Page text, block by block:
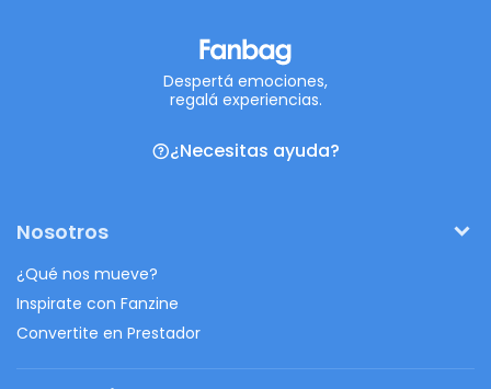
Despertá emociones,
regalá experiencias.
¿Necesitas ayuda?
Nosotros
¿Qué nos mueve?
Inspirate con Fanzine
Convertite en Prestador